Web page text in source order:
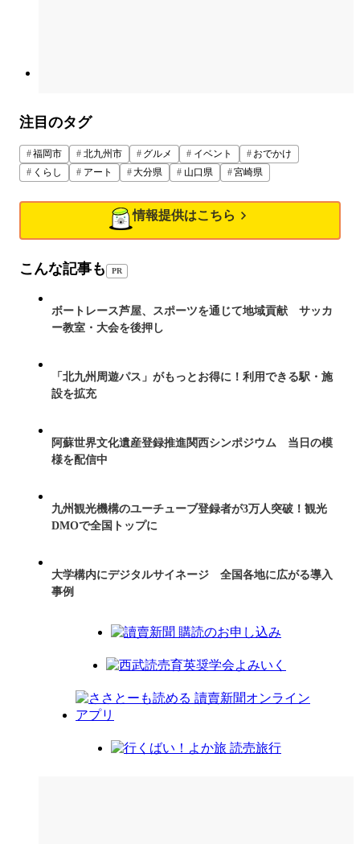
注目のタグ
福岡市 北九州市 グルメ イベント
おでかけ
くらし
アート 大分県 山口県 宮崎県
情報提供はこちら
こんな記事も PR
ボートレース芦屋、スポーツを通じて地域貢献 サッカ
ー教室・大会を後押し
「北九州周遊パス」がもっとお得に！利用できる駅・施
設を拡充
阿蘇世界文化遺産登録推進関西シンポジウム 当日の模
様を配信中
九州観光機構のユーチューブ登録者が3万人突破！観光
DMOで全国トップに
大学構内にデジタルサイネージ 全国各地に広がる導入
事例